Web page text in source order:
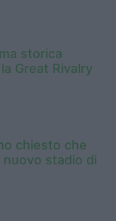
storica
Great Rivalry
chiesto che
nuovo stadio di